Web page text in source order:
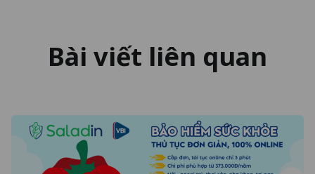
Bài viết liên quan